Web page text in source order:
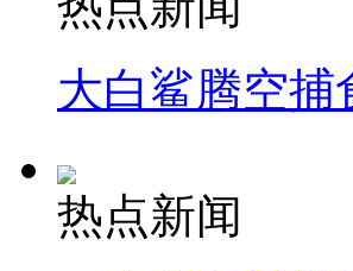
大白鲨腾空捕
热点新闻